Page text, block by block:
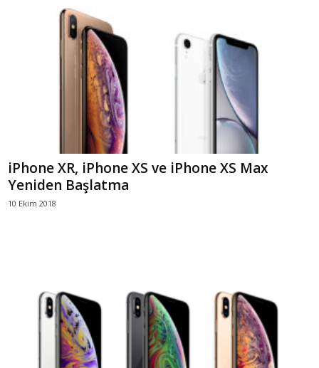
iPhone XR, iPhone XS ve iPhone XS Max
Yeniden Başlatma
10 Ekim 2018